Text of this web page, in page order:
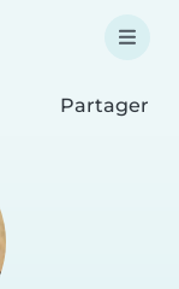
Partager